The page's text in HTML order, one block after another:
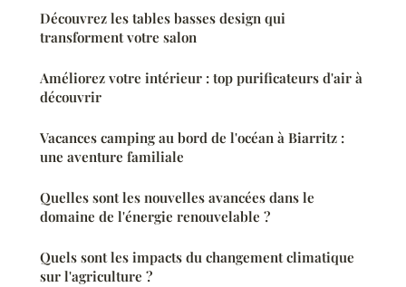
Découvrez les tables basses design qui
transforment votre salon
Améliorez votre intérieur : top purificateurs d'air à
découvrir
Vacances camping au bord de l'océan à Biarritz :
une aventure familiale
Quelles sont les nouvelles avancées dans le
domaine de l'énergie renouvelable ?
Quels sont les impacts du changement climatique
sur l'agriculture ?